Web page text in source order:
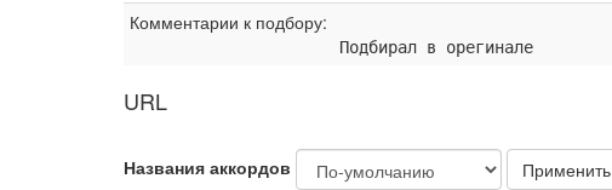
Комментарии к подбору:
Подбирал в орегинале
URL
Названия аккордов Применить